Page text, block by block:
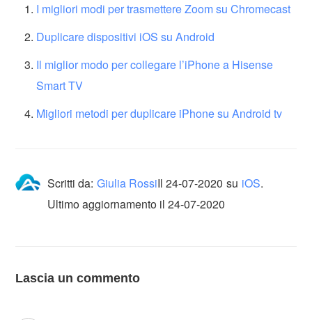
I migliori modi per trasmettere Zoom su Chromecast
Duplicare dispositivi iOS su Android
Il miglior modo per collegare l’iPhone a Hisense
Smart TV
Migliori metodi per duplicare iPhone su Android tv
Scritti da: Giulia RossiIl24-07-2020 su iOS.
Ultimo aggiornamento il 24-07-2020
Lascia un commento